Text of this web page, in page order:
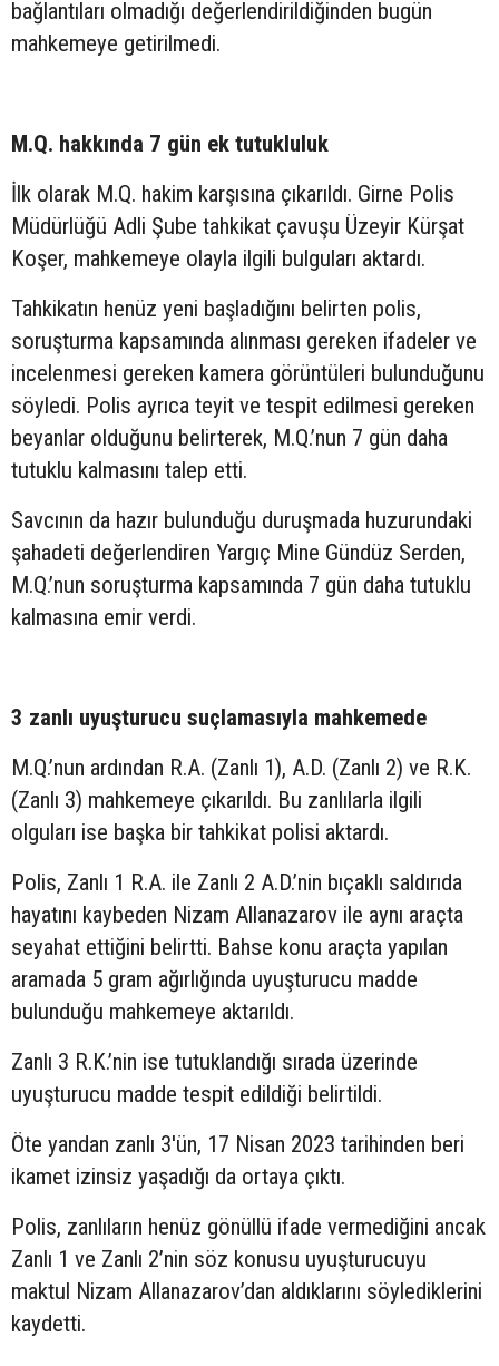
bağlantıları olmadığı değerlendirildiğinden bugün
mahkemeye getirilmedi.
M.Q. hakkında 7 gün ek tutukluluk
İlk olarak M.Q. hakim karşısına çıkarıldı. Girne Polis
Müdürlüğü Adli Şube tahkikat çavuşu Üzeyir Kürşat
Koşer, mahkemeye olayla ilgili bulguları aktardı.
Tahkikatın henüz yeni başladığını belirten polis,
soruşturma kapsamında alınması gereken ifadeler ve
incelenmesi gereken kamera görüntüleri bulunduğunu
söyledi. Polis ayrıca teyit ve tespit edilmesi gereken
beyanlar olduğunu belirterek, M.Q.’nun 7 gün daha
tutuklu kalmasını talep etti.
Savcının da hazır bulunduğu duruşmada huzurundaki
şahadeti değerlendiren Yargıç Mine Gündüz Serden,
M.Q.’nun soruşturma kapsamında 7 gün daha tutuklu
kalmasına emir verdi.
3 zanlı uyuşturucu suçlamasıyla mahkemede
M.Q.’nun ardından R.A. (Zanlı 1), A.D. (Zanlı 2) ve R.K.
(Zanlı 3) mahkemeye çıkarıldı. Bu zanlılarla ilgili
olguları ise başka bir tahkikat polisi aktardı.
Polis, Zanlı 1 R.A. ile Zanlı 2 A.D.’nin bıçaklı saldırıda
hayatını kaybeden Nizam Allanazarov ile aynı araçta
seyahat ettiğini belirtti. Bahse konu araçta yapılan
aramada 5 gram ağırlığında uyuşturucu madde
bulunduğu mahkemeye aktarıldı.
Zanlı 3 R.K.’nin ise tutuklandığı sırada üzerinde
uyuşturucu madde tespit edildiği belirtildi.
Öte yandan zanlı 3'ün, 17 Nisan 2023 tarihinden beri
ikamet izinsiz yaşadığı da ortaya çıktı.
Polis, zanlıların henüz gönüllü ifade vermediğini ancak
Zanlı 1 ve Zanlı 2’nin söz konusu uyuşturucuyu
maktul Nizam Allanazarov’dan aldıklarını söylediklerini
kaydetti.